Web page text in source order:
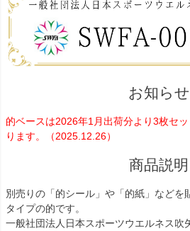
お知らせ
的ベースは2026年1月出荷分より3枚セ
ります。（2025.12.26）
商品説明
別売りの「的シール」や「的紙」などを
タイプの的です。
一般社団法人日本スポーツウエルネス吹